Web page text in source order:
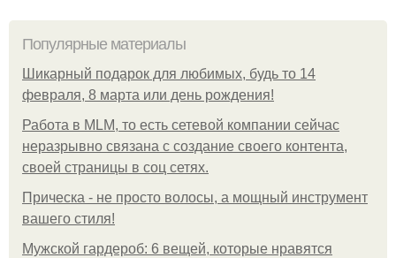
Популярные материалы
Шикарный подарок для любимых, будь то 14
февраля, 8 марта или день рождения!
Работа в MLM, то есть сетевой компании сейчас
неразрывно связана с создание своего контента,
своей страницы в соц сетях.
Прическа - не просто волосы, а мощный инструмент
вашего стиля!
Мужской гардероб: 6 вещей, которые нравятся